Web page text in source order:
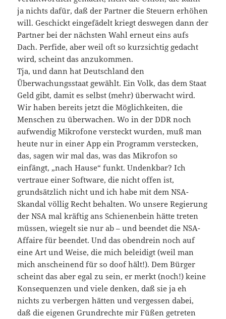
ja nichts dafür, daß der Partner die Steuern erhöhen
will. Geschickt eingefädelt kriegt deswegen dann der
Partner bei der nächsten Wahl erneut eins aufs
Dach. Perfide, aber weil oft so kurzsichtig gedacht
wird, scheint das anzukommen.
Tja, und dann hat Deutschland den
Überwachungsstaat gewählt. Ein Volk, das dem Staat
Geld gibt, damit es selbst (mehr) überwacht wird.
Wir haben bereits jetzt die Möglichkeiten, die
Menschen zu überwachen. Wo in der DDR noch
aufwendig Mikrofone versteckt wurden, muß man
heute nur in einer App ein Programm verstecken,
das, sagen wir mal das, was das Mikrofon so
einfängt, „nach Hause“ funkt. Undenkbar? Ich
vertraue einer Software, die nicht offen ist,
grundsätzlich nicht und ich habe mit dem NSA-
Skandal völlig Recht behalten. Wo unsere Regierung
der NSA mal kräftig ans Schienenbein hätte treten
müssen, wiegelt sie nur ab – und beendet die NSA-
Affaire für beendet. Und das obendrein noch auf
eine Art und Weise, die mich beleidigt (weil man
mich anscheinend für so doof hält!). Dem Bürger
scheint das aber egal zu sein, er merkt (noch!) keine
Konsequenzen und viele denken, daß sie ja eh
nichts zu verbergen hätten und vergessen dabei,
daß die eigenen Grundrechte mir Füßen getreten